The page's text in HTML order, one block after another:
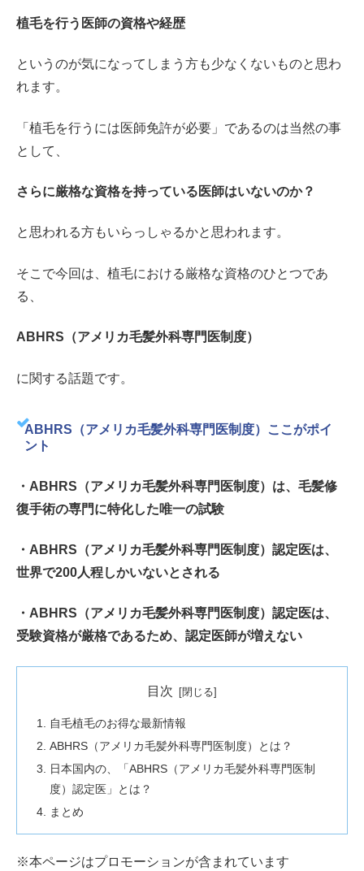
植毛を行う医師の資格や経歴
というのが気になってしまう方も少なくないものと思わ
れます。
「植毛を行うには医師免許が必要」であるのは当然の事
として、
さらに厳格な資格を持っている医師はいないのか？
と思われる方もいらっしゃるかと思われます。
そこで今回は、植毛における厳格な資格のひとつであ
る、
ABHRS（アメリカ毛髪外科専門医制度）
に関する話題です。
ABHRS（アメリカ毛髪外科専門医制度）ここがポイ
ント
・ABHRS（アメリカ毛髪外科専門医制度）は、毛髪修
復手術の専門に特化した唯一の試験
・ABHRS（アメリカ毛髪外科専門医制度）認定医は、
世界で200人程しかいないとされる
・ABHRS（アメリカ毛髪外科専門医制度）認定医は、
受験資格が厳格であるため、認定医師が増えない
目次
自毛植毛のお得な最新情報
ABHRS（アメリカ毛髪外科専門医制度）とは？
日本国内の、「ABHRS（アメリカ毛髪外科専門医制
度）認定医」とは？
まとめ
※本ページはプロモーションが含まれています